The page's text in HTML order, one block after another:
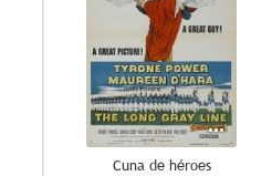
Cuna de héroes